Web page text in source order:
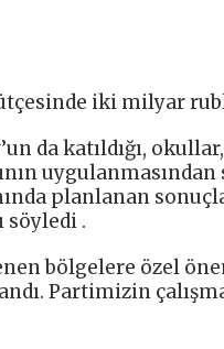
iki milyar
da katıldığı,
planlanan
söyledi .
bölgelere özel
Partimizin